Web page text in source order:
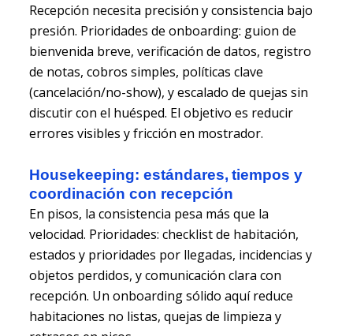
Recepción necesita precisión y consistencia bajo
presión. Prioridades de onboarding: guion de
bienvenida breve, verificación de datos, registro
de notas, cobros simples, políticas clave
(cancelación/no-show), y escalado de quejas sin
discutir con el huésped. El objetivo es reducir
errores visibles y fricción en mostrador.
Housekeeping: estándares, tiempos y
coordinación con recepción
En pisos, la consistencia pesa más que la
velocidad. Prioridades: checklist de habitación,
estados y prioridades por llegadas, incidencias y
objetos perdidos, y comunicación clara con
recepción. Un onboarding sólido aquí reduce
habitaciones no listas, quejas de limpieza y